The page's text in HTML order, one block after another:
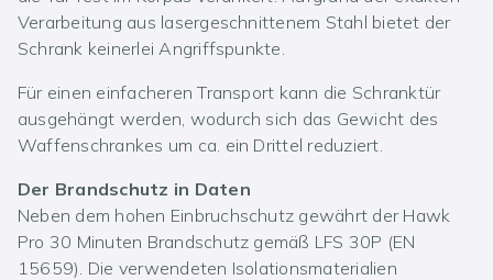
Verarbeitung aus lasergeschnittenem Stahl bietet der
Schrank keinerlei Angriffspunkte.
Für einen einfacheren Transport kann die Schranktür
ausgehängt werden, wodurch sich das Gewicht des
Waffenschrankes um ca. ein Drittel reduziert.
Der Brandschutz in Daten
Neben dem hohen Einbruchschutz gewährt der Hawk
Pro 30 Minuten Brandschutz gemäß LFS 30P (EN
15659). Die verwendeten Isolationsmaterialien